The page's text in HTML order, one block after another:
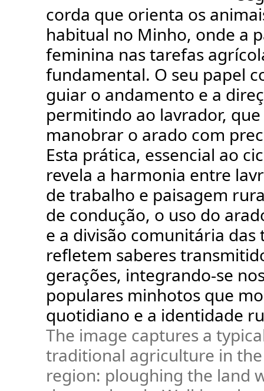
corda que orienta os
habitual no Minho, onde a
feminina nas tarefas
fundamental. O seu papel
guiar o andamento e a
permitindo ao lavrador,
manobrar o arado com
Esta prática, essencial ao
revela a harmonia entre
de trabalho e paisagem
de condução, o uso do
e a divisão comunitária das
refletem saberes
gerações, integrando-se
populares minhotos que
quotidiano e a identidade
The image captures a
traditional agriculture in
region: ploughing the land